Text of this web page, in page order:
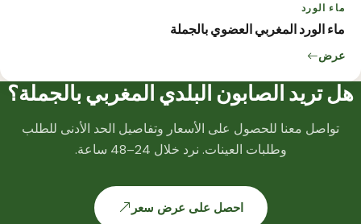
ماء الورد
ماء الورد المغربي العضوي بالجملة
عرض
هل تريد الصابون البلدي المغربي بالجملة؟
تواصل معنا للحصول على الأسعار وتفاصيل الحد الأدنى للطلب
وطلبات العينات. نرد خلال 24–48 ساعة.
احصل على عرض سعر